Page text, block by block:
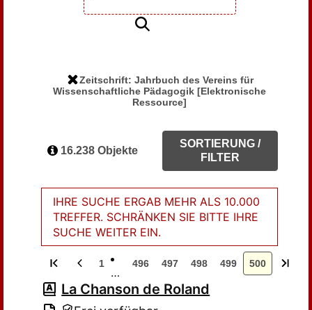
Zeitschrift: Jahrbuch des Vereins für
Wissenschaftliche Pädagogik [Elektronische
Ressource]
16.238 Objekte
SORTIERUNG /
FILTER
IHRE SUCHE ERGAB MEHR ALS 10.000
TREFFER. SCHRÄNKEN SIE BITTE IHRE
SUCHE WEITER EIN.
1
…
496 497 498 499 500
La Chanson de Roland